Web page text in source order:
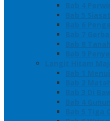
Bab 4
Bab 5
Bab 6
Bab 7
Bab 8
Bab 9
Langit Hitam
Bab 1
Bab 2
Bab 3 Di
Bab 4
Bab 5 Tiga